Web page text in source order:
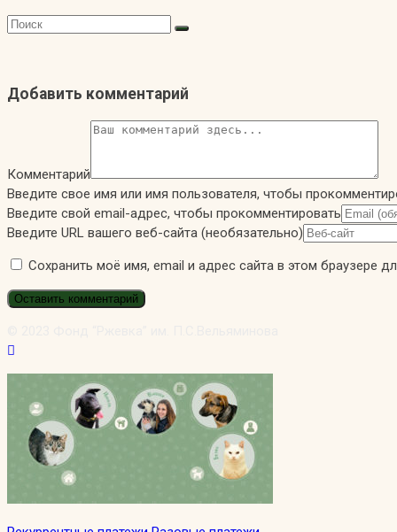
Добавить комментарий
Комментарий
Введите свое имя или имя пользователя, чтобы
Введите свой email-адрес, чтобы прокомментировать
Введите URL вашего веб-сайта (необязательно)
Сохранить моё имя, email и адрес сайта в этом браузере